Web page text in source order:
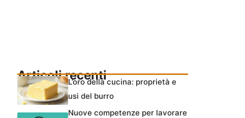
Articoli recentiL’oro della cucina: proprietà e
usi del burro
Nuove competenze per lavorare